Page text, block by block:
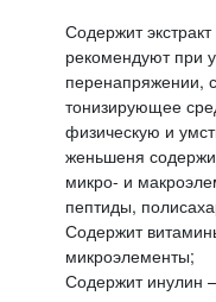
Содержит
рекомендуют при
перенапряжении,
тонизирующее
физическую и
женьшеня
микро- и
пептиды,
Содержит
микроэлементы;
Содержит инулин